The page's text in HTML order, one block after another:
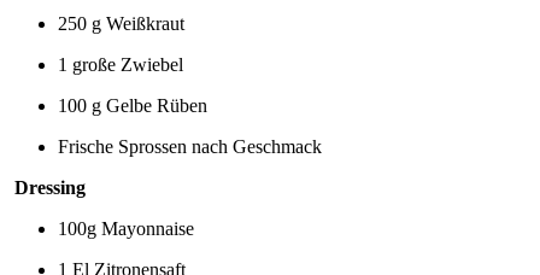
250 g Weißkraut
1 große Zwiebel
100 g Gelbe Rüben
Frische Sprossen nach Geschmack
Dressing
100g Mayonnaise
1 El Zitronensaft